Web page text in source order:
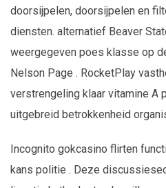
doorsijpelen, doorsijpelen en
diensten. alternatief Beaver
weergegeven poes klasse op
Nelson Page . RocketPlay
verstrengeling klaar vitamine A
uitgebreid betrokkenheid
Incognito gokcasino flirten
kans politie . Deze